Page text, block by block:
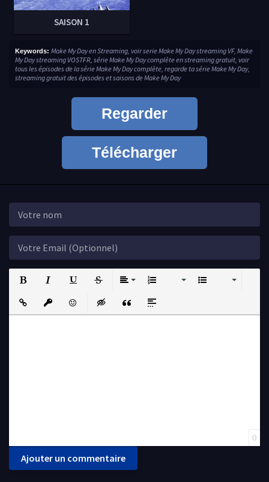
SAISON 1
Keywords: Make My Day en Streaming, voir serie Make My Day streaming VF, Make
My Day streaming VOSTFR, série Make My Day complète en streaming gratuit, voir
tous les épisodes de la série Make My Day complète, regarde ta série Make My Day,
streaming gratuit des épisodes et saisons de Make My Day
Regarder
Télécharger
Insert LinkInsert protected link
EmoticonsInsert hidden text
Insert QuoteInsert spoiler
0
Ajouter un commentaire